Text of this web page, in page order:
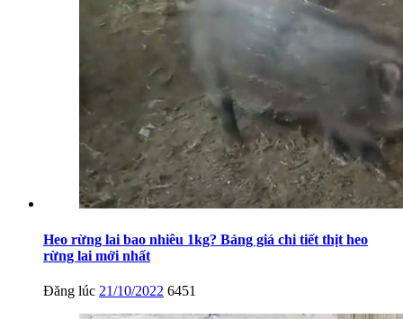
Heo rừng lai bao nhiêu 1kg? Bảng giá chi tiết thịt heo
rừng lai mới nhất
Đăng lúc 21/10/2022 6451